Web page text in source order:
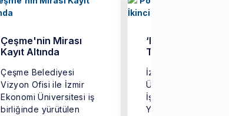
Çeşme'nin Mirası
Kayıt Altında
Çeşme Belediyesi
Vizyon Ofisi ile İzmir
Ekonomi Üniversitesi iş
birliğinde yürütülen
‘Port Ekonomi’
Türkiye İkincisi
İzmir Ekonomi
Üniversitesi (İEÜ)
İşletme Fakültesi
Yönetimi Bölümü